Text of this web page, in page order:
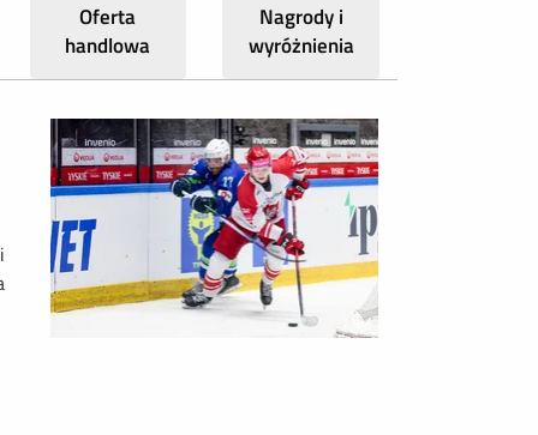
Oferta
handlowa
Nagrody i
wyróżnienia